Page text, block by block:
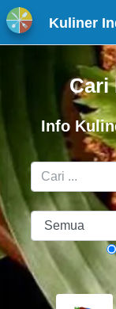
Kuliner
Cari
Info